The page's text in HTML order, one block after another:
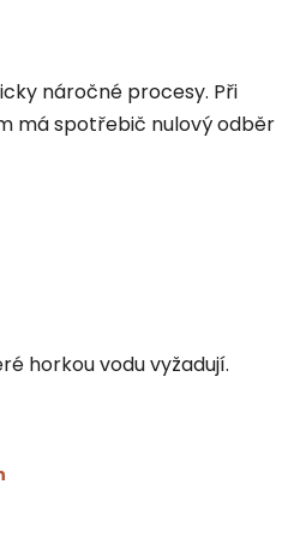
náročné procesy. Při
má spotřebič nulový odběr
horkou vodu vyžadují.